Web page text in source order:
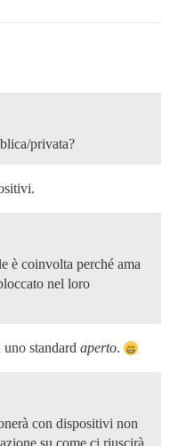
privata?
è coinvolta perché ama
nel loro
standard aperto.
con dispositivi non
su come ci riuscirà.